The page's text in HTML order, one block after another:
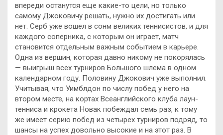
впереди останутся еще какие-то цели, но только
самому Джоковичу решать, нужно их достигать или
нет. Серб уже вошел в сонм великих теннисистов, и для
каждого соперника, с которым он играет, матч
становится отдельным важным событием в карьере.
Одна из вершин, которая давно никому не покорялась
— выигрыш всех турниров Большого шлема в одном
календарном году. Половину Джокович уже выполнил.
Учитывая, что Уимблдон по числу побед у него на
втором месте, на кортах Всеанглийского клуба лаун-
тенниса и крокета Новак побеждал семь раз, к тому
же имеет серию побед из четырех турниров подряд, то
шансы на успех довольно высокие и на этот раз. В